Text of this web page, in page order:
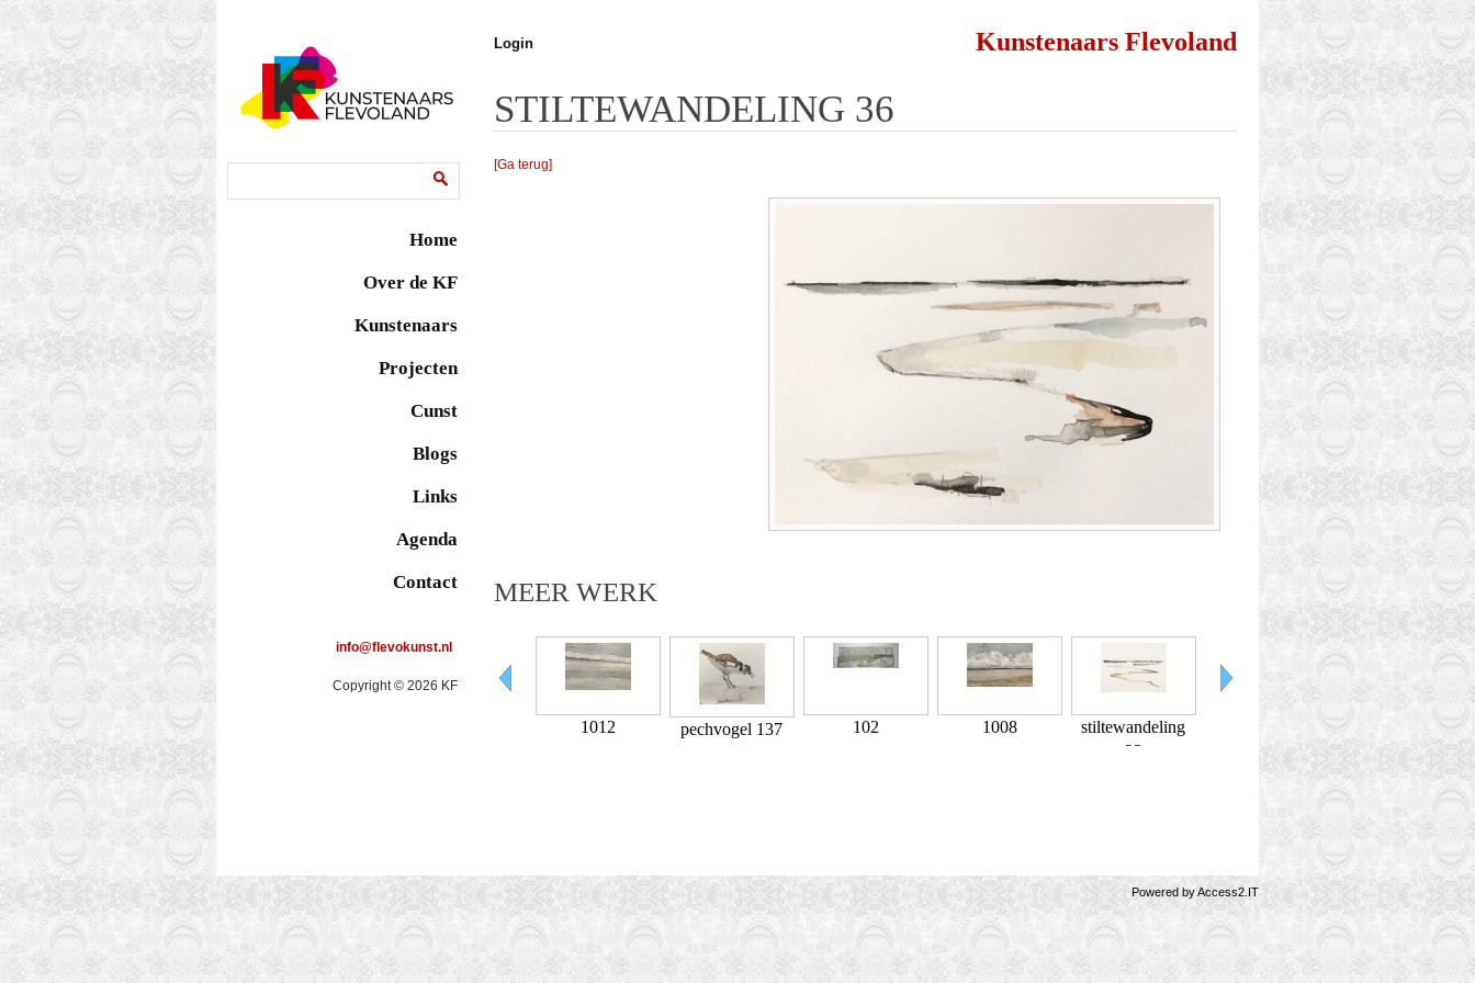
Home
Over de KF
Kunstenaars
Projecten
Cunst
Blogs
Links
Agenda
Contact
info@flevokunst.nl
Copyright © 2026 KF
Login Kunstenaars Flevoland
STILTEWANDELING 36
[Ga terug]
MEER WERK
1012 pechvogel 137 102 1008
stiltewandeling
33
Powered byAccess2.IT